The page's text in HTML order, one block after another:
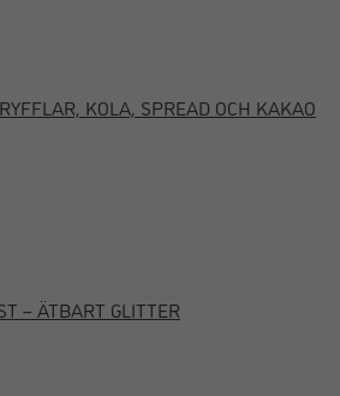
KOLA, SPREAD OCH KAKAO
– ÄTBART GLITTER